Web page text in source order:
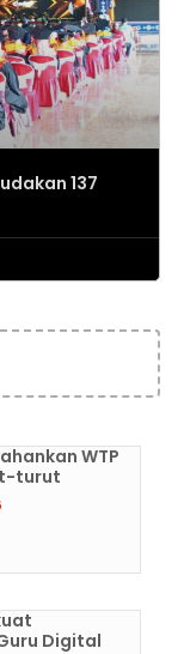
137
WTP
turut
Digital